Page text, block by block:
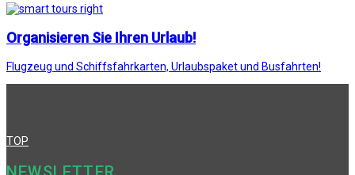
Organisieren Sie Ihren Urlaub!
Flugzeug und Schiffsfahrkarten, Urlaubspaket und Busfahrten!
TOP